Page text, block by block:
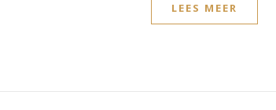
LEES MEER